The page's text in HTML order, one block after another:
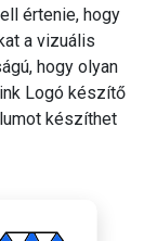
értenie, hogy
a vizuális
hogy olyan
Logó készítő
készíthet